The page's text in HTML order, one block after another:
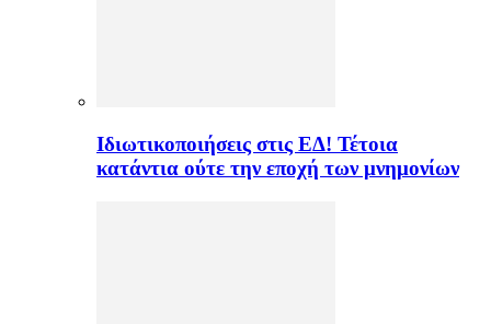
Ιδιωτικοποιήσεις στις ΕΔ! Τέτοια
κατάντια ούτε την εποχή των μνημονίων